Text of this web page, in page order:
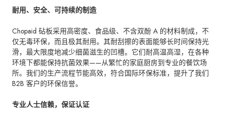
耐用、安全、可持续的制造
Chopaid 砧板采用高密度、食品级、不含双酚 A 的材料制成，不
仅无毒环保，而且极其耐用。其耐刮擦的表面能够长时间保持光
滑，最大限度地减少细菌滋生的凹槽。它们耐高温高湿，在各种
环境下都能保持抗菌效果——从繁忙的家庭厨房到专业的餐饮场
所。我们的生产流程节能高效，符合国际环保标准，提升了我们
B2B 客户的环保信誉。
专业人士信赖，保证认证